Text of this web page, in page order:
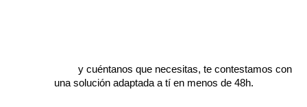
y cuéntanos que necesitas, te contestamos con
una solución adaptada a tí en menos de 48h.